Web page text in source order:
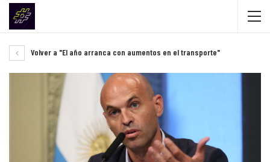
Volver a "El año arranca con aumentos en el transporte"